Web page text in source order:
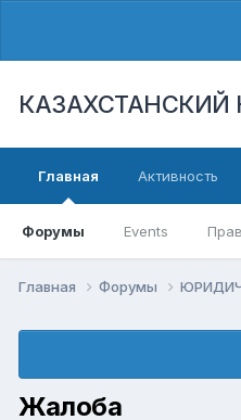
Главная
Форумы Events
Активность
Главная Форумы
Жалоба